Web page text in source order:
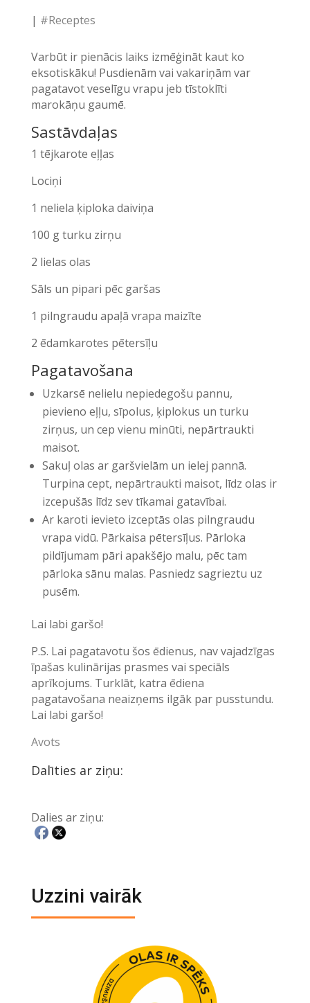
| #Receptes
Varbūt ir pienācis laiks izmēģināt kaut ko
eksotiskāku! Pusdienām vai vakariņām var
pagatavot veselīgu vrapu jeb tīstoklīti
marokāņu gaumē.
Sastāvdaļas
1 tējkarote eļļas
Lociņi
1 neliela ķiploka daiviņa
100 g turku zirņu
2 lielas olas
Sāls un pipari pēc garšas
1 pilngraudu apaļā vrapa maizīte
2 ēdamkarotes pētersīļu
Pagatavošana
Uzkarsē nelielu nepiedegošu pannu,
pievieno eļļu, sīpolus, ķiplokus un turku
zirņus, un cep vienu minūti, nepārtraukti
maisot.
Sakuļ olas ar garšvielām un ielej pannā.
Turpina cept, nepārtraukti maisot, līdz olas ir
izcepušās līdz sev tīkamai gatavībai.
Ar karoti ievieto izceptās olas pilngraudu
vrapa vidū. Pārkaisa pētersīļus. Pārloka
pildījumam pāri apakšējo malu, pēc tam
pārloka sānu malas. Pasniedz sagrieztu uz
pusēm.
Lai labi garšo!
P.S. Lai pagatavotu šos ēdienus, nav vajadzīgas
īpašas kulinārijas prasmes vai speciāls
aprīkojums. Turklāt, katra ēdiena
pagatavošana neaizņems ilgāk par pusstundu.
Lai labi garšo!
Avots
Dalīties ar ziņu:
Dalies ar ziņu:
Uzzini vairāk